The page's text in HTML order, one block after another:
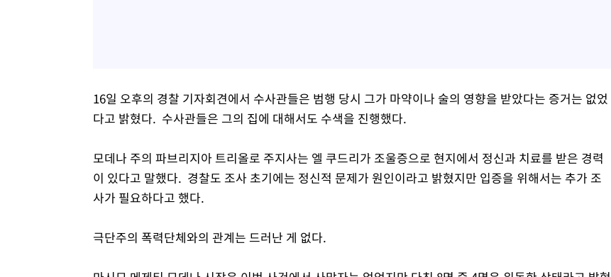
16일 오후의 경찰 기자회견에서 수사관들은 범행 당시 그가 마약이나 술의 영향을 받았다는 증거는 없었
다고 밝혔다. 수사관들은 그의 집에 대해서도 수색을 진행했다.
모데나 주의 파브리지아 트리올로 주지사는 엘 쿠드리가 조울증으로 현지에서 정신과 치료를 받은 경력
이 있다고 말했다. 경찰도 조사 초기에는 정신적 문제가 원인이라고 밝혔지만 입증을 위해서는 추가 조
사가 필요하다고 했다.
극단주의 폭력단체와의 관계는 드러난 게 없다.